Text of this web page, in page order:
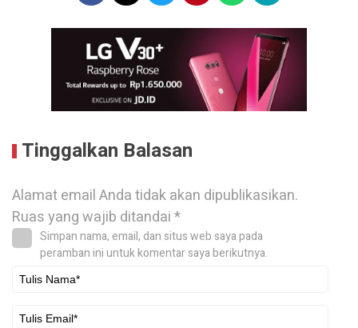
Tinggalkan Balasan
Alamat email Anda tidak akan dipublikasikan.
Ruas yang wajib ditandai*
Simpan nama, email, dan situs web saya pada
peramban ini untuk komentar saya berikutnya.